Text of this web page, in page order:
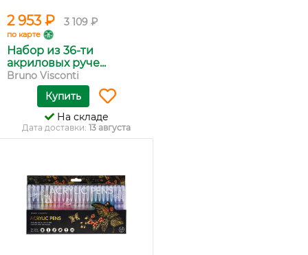
2 953 ₽ 3 109 ₽
по карте
Набор из 36-ти
акриловых руче...
Bruno Visconti
Купить
На складе
Дата доставки: 13 августа